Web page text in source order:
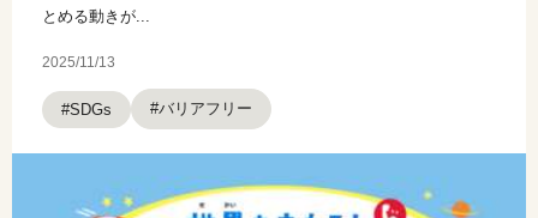
とめる動きが...
2025/11/13
#SDGs #バリアフリー